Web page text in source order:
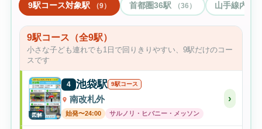
9駅コース対象駅 9 首都圏36駅 36 山手線内
9駅コース（全9駅）
小さな子ども連れでも1日で回りきりやすい、9駅だけのコー
スです
図解
4 池袋駅 9駅コース
南改札外
始発〜24:00 サルノリ・ヒバニー・メッソン
›